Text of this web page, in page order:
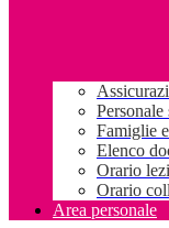
Personale
Famiglie
Elenco
Orario
Orario
Area personale